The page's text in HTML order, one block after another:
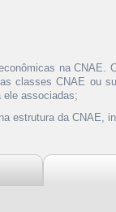
na CNAE.
classes CNAE ou
ele associadas;
estrutura da